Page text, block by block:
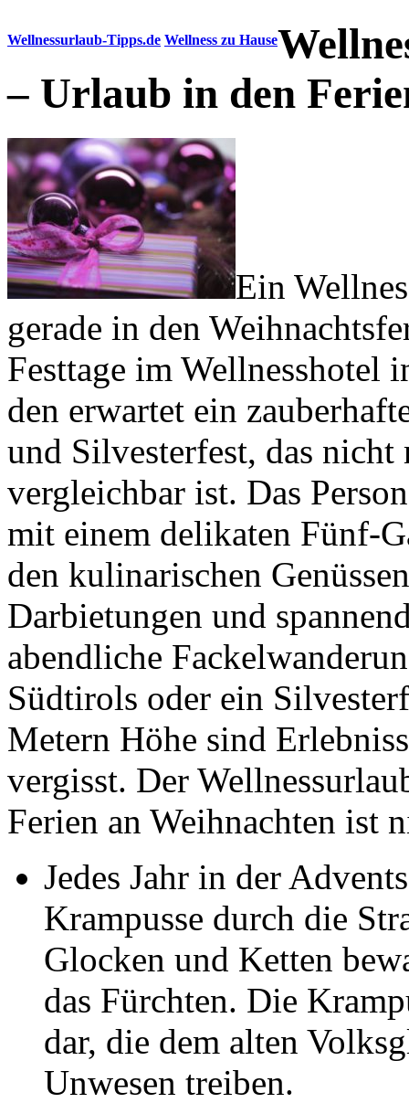
Wellnessurlaub-Tipps.de Wellness zu Hause
– Urlaub in den
Ein
gerade in den
Festtage im Wellnesshotel
den erwartet ein
und Silvesterfest, das
vergleichbar ist. Das
mit einem delikaten Fünf-
den kulinarischen
Darbietungen und
abendliche
Südtirols oder ein
Metern Höhe sind
vergisst. Der
Ferien an Weihnachten ist
Jedes Jahr in der
Krampusse durch die
Glocken und Ketten
das Fürchten. Die
dar, die dem alten
Unwesen treiben.